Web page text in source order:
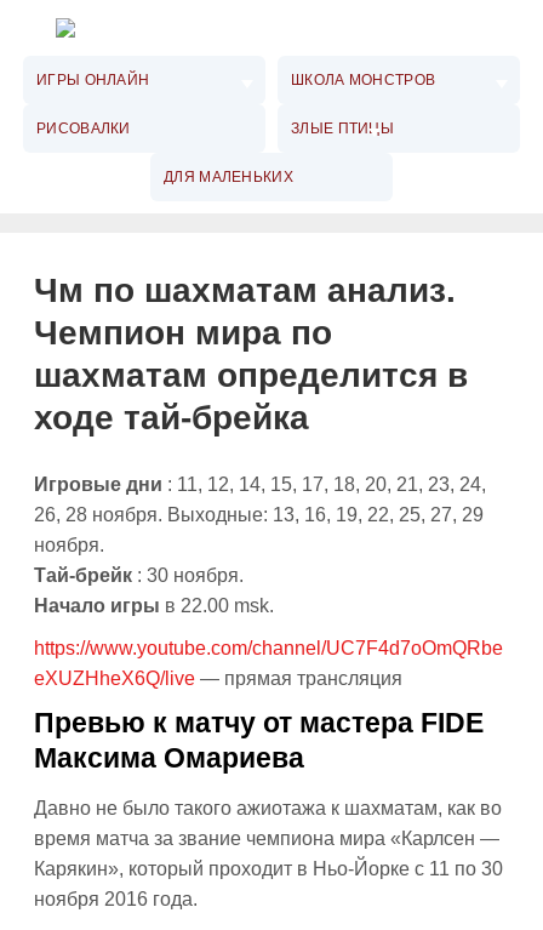
ИГРЫ ОНЛАЙН ШКОЛА МОНСТРОВ
РИСОВАЛКИ ЗЛЫЕ ПТИЦЫ
ДЛЯ МАЛЕНЬКИХ
Чм по шахматам анализ.
Чемпион мира по
шахматам определится в
ходе тай-брейка
Игровые дни : 11, 12, 14, 15, 17, 18, 20, 21, 23, 24,
26, 28 ноября. Выходные: 13, 16, 19, 22, 25, 27, 29
ноября.
Тай-брейк : 30 ноября.
Начало игры в 22.00 msk.
https://www.youtube.com/channel/UC7F4d7oOmQRbe
eXUZHheX6Q/live — прямая трансляция
Превью к матчу от мастера FIDE
Максима Омариева
Давно не было такого ажиотажа к шахматам, как во
время матча за звание чемпиона мира «Карлсен —
Карякин», который проходит в Ньо-Йорке с 11 по 30
ноября 2016 года.